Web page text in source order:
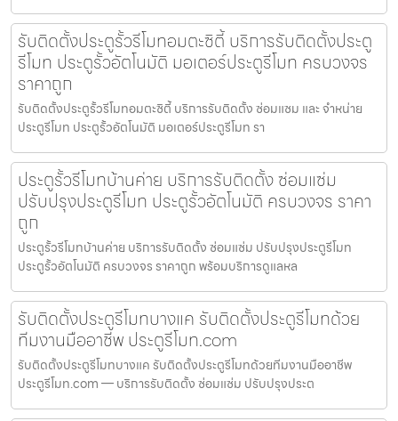
รับติดตั้งประตูรั้วรีโมทอมตะซิตี้ บริการรับติดตั้งประตู
รีโมท ประตูรั้วอัตโนมัติ มอเตอร์ประตูรีโมท ครบวงจร
ราคาถูก
รับติดตั้งประตูรั้วรีโมทอมตะซิตี้ บริการรับติดตั้ง ซ่อมแซม และ จำหน่าย
ประตูรีโมท ประตูรั้วอัตโนมัติ มอเตอร์ประตูรีโมท รา
ประตูรั้วรีโมทบ้านค่าย บริการรับติดตั้ง ซ่อมแซ่ม
ปรับปรุงประตูรีโมท ประตูรั้วอัตโนมัติ ครบวงจร ราคา
ถูก
ประตูรั้วรีโมทบ้านค่าย บริการรับติดตั้ง ซ่อมแซ่ม ปรับปรุงประตูรีโมท
ประตูรั้วอัตโนมัติ ครบวงจร ราคาถูก พร้อมบริการดูแลหล
รับติดตั้งประตูรีโมทบางแค รับติดตั้งประตูรีโมทด้วย
ทีมงานมืออาชีพ ประตูรีโมท.com
รับติดตั้งประตูรีโมทบางแค รับติดตั้งประตูรีโมทด้วยทีมงานมืออาชีพ
ประตูรีโมท.com — บริการรับติดตั้ง ซ่อมแซ่ม ปรับปรุงประต